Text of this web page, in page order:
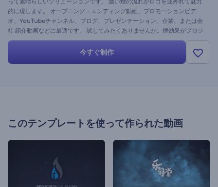
的に現します。 オープニング・エンディング動画、プロモーションビデ
オ、YouTubeチャンネル、ブログ、プレゼンテーション、企業、または会
社 紹介動画などに最適です。 試してみたくありませんか。煙効果がプロジ
ェクトに独特の外観をします。ロゴをアップロードし、テキストを調整
し、音楽を加え、今すぐ素晴らしい動画プロジェクトを手に入れましょ
う。
今すぐ制作
このテンプレートを使って作られた動画